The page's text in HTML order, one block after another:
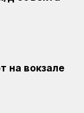
на вокзале